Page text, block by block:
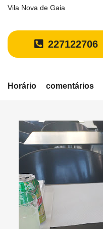
Vila Nova de Gaia
227122706
Horário comentários